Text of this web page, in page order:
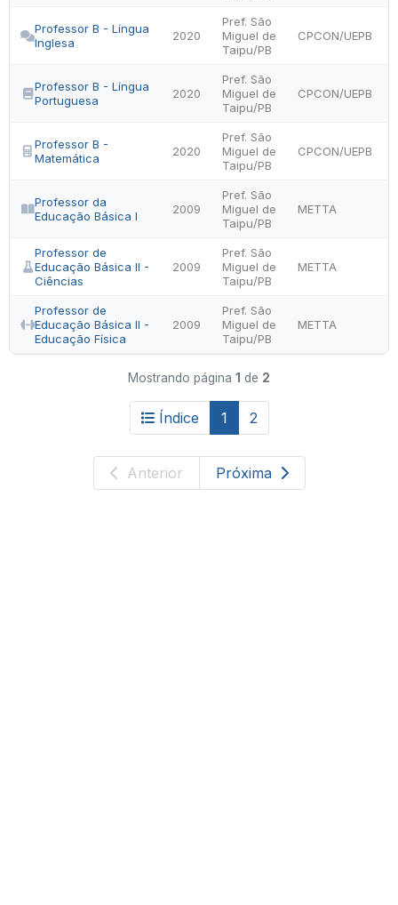
Professor B - Língua
Inglesa
2020
Pref. São
Miguel de
Taipu/PB
CPCON/UEPB
Professor B - Língua
Portuguesa
2020
Pref. São
Miguel de
Taipu/PB
CPCON/UEPB
Professor B -
Matemática
2020
Pref. São
Miguel de
Taipu/PB
CPCON/UEPB
Professor da
Educação Básica I
2009
Pref. São
Miguel de
Taipu/PB
METTA
Professor de
Educação Básica II -
Ciências
2009
Pref. São
Miguel de
Taipu/PB
METTA
Professor de
Educação Básica II -
Educação Física
2009
Pref. São
Miguel de
Taipu/PB
METTA
Mostrando página 1 de 2
Índice 1 2
Anterior Próxima